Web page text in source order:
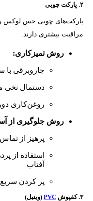
۲. پارکت چوبی
پارکت‌های چوبی حس لوکس و
مراقبت بیشتری دارند.
روش تمیزکاری:
جاروبرقی با
دستمال
روغن‌کاری
روش جلوگیری از
پرهیز از
استفاده از
آفتاب
پر کردن
۳. کفپوش PVC (وینیل)